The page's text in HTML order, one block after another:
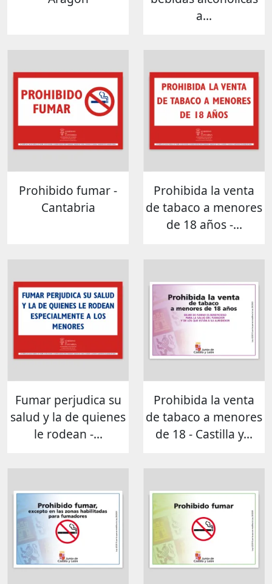
a...
Prohibido fumar -
Cantabria
Prohibida la venta
de tabaco a menores
de 18 años -...
Fumar perjudica su
salud y la de quienes
le rodean -...
Prohibida la venta
de tabaco a menores
de 18 - Castilla y...